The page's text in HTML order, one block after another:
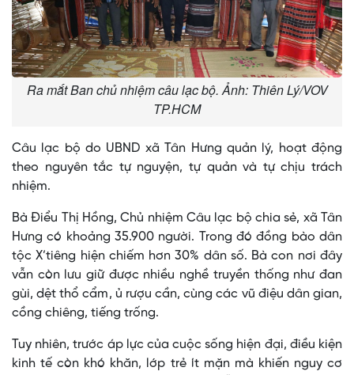
Ra mắt Ban chủ nhiệm câu lạc bộ. Ảnh: Thiên Lý/VOV
TP.HCM
Câu lạc bộ do UBND xã Tân Hưng quản lý, hoạt động
theo nguyên tắc tự nguyện, tự quản và tự chịu trách
nhiệm.
Bà Điểu Thị Hồng, Chủ nhiệm Câu lạc bộ chia sẻ, xã Tân
Hưng có khoảng 35.900 người. Trong đó đồng bào dân
tộc X’tiêng hiện chiếm hơn 30% dân số. Bà con nơi đây
vẫn còn lưu giữ được nhiều nghề truyền thống như đan
gùi, dệt thổ cẩm, ủ rượu cần, cùng các vũ điệu dân gian,
cồng chiêng, tiếng trống.
Tuy nhiên, trước áp lực của cuộc sống hiện đại, điều kiện
kinh tế còn khó khăn, lớp trẻ ít mặn mà khiến nguy cơ